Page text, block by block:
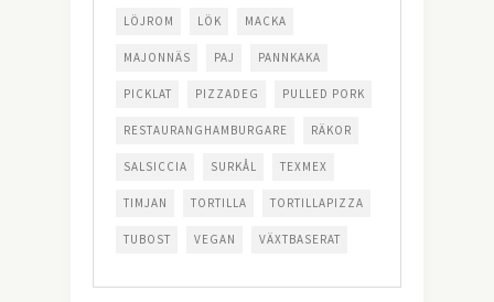
LÖJROM LÖK MACKA
MAJONNÄS PAJ PANNKAKA
PICKLAT PIZZADEG PULLED PORK
RESTAURANGHAMBURGARE RÄKOR
SALSICCIA SURKÅL TEXMEX
TIMJAN TORTILLA TORTILLAPIZZA
TUBOST VEGAN VÄXTBASERAT